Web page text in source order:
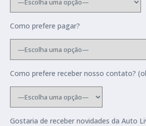
Como prefere pagar?
Como prefere receber nosso contato?
Gostaria de receber novidades da Auto